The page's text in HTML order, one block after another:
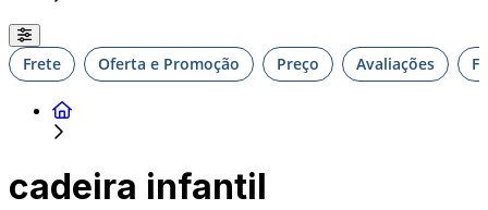
Frete Oferta e Promoção Preço Avaliações
cadeira infantil